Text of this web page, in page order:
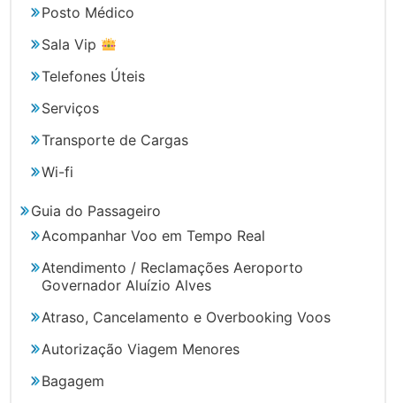
Posto Médico
Sala Vip
Telefones Úteis
Serviços
Transporte de Cargas
Wi-fi
Guia do Passageiro
Acompanhar Voo em Tempo Real
Atendimento / Reclamações Aeroporto
Governador Aluízio Alves
Atraso, Cancelamento e Overbooking Voos
Autorização Viagem Menores
Bagagem